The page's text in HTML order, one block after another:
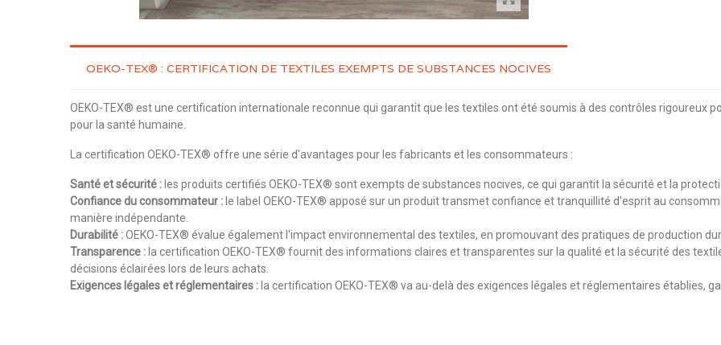
OEKO-TEX® : CERTIFICATION DE TEXTILES EXEMPTS DE SUBSTANCES NOCIVES
OEKO-TEX® est une certification internationale reconnue qui garantit que les textiles ont été soumis à des contrôles rigoureux
pour la santé humaine.
La certification OEKO-TEX® offre une série d'avantages pour les fabricants et les consommateurs :
Santé et sécurité : les produits certifiés OEKO-TEX® sont exempts de substances nocives, ce qui garantit la sécurité et la
Confiance du consommateur : le label OEKO-TEX® apposé sur un produit transmet confiance et tranquillité d'esprit au
manière indépendante.
Durabilité :OEKO-TEX® évalue également l'impact environnemental des textiles, en promouvant des pratiques de production
Transparence : la certification OEKO-TEX® fournit des informations claires et transparentes sur la qualité et la sécurité des
décisions éclairées lors de leurs achats.
Exigences légales et réglementaires : la certification OEKO-TEX® va au-delà des exigences légales et réglementaires établies,